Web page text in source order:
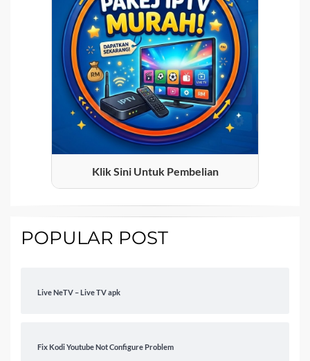
Klik Sini Untuk Pembelian
POPULAR POST
Live NeTV – Live TV apk
Fix Kodi Youtube Not Configure Problem